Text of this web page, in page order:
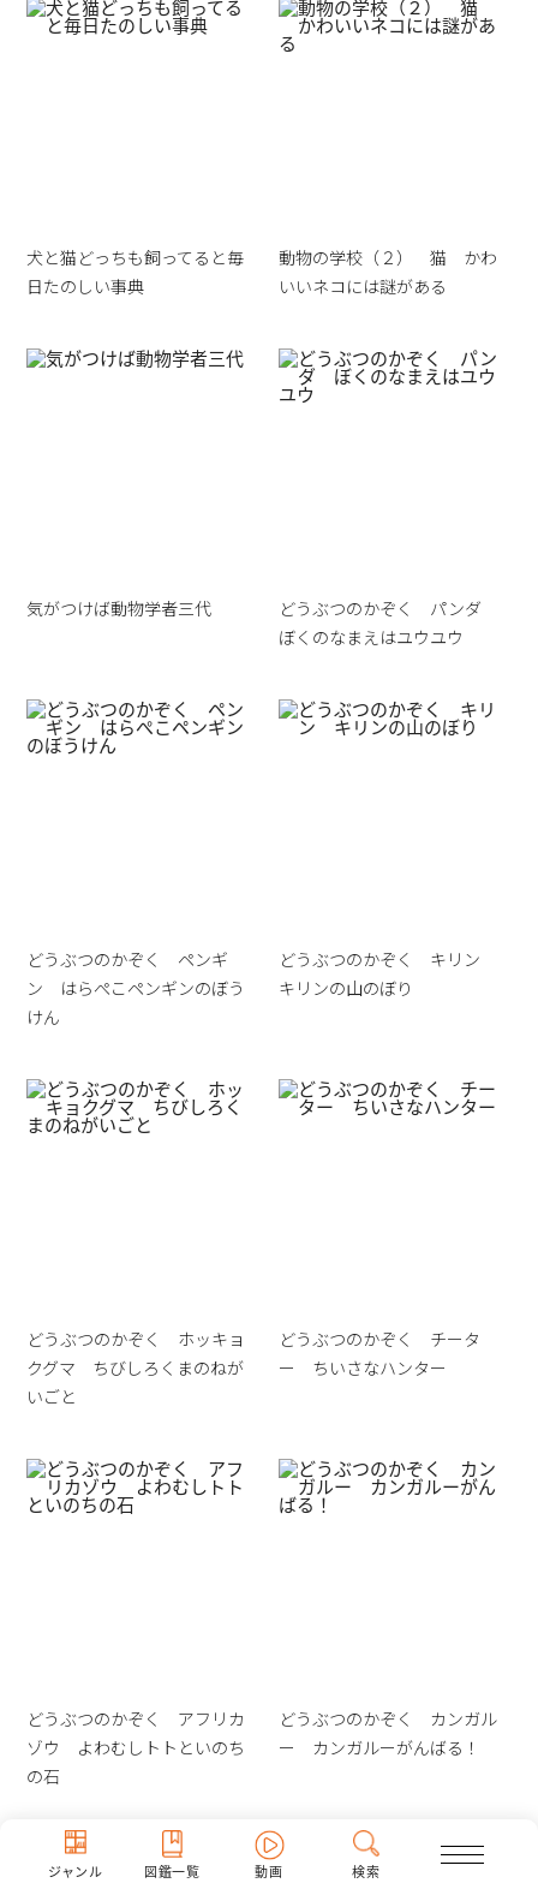
ジャンル 図鑑一覧 動画 検索
犬と猫どっちも飼ってると毎
日たのしい事典
動物の学校（２） 猫 かわ
いいネコには謎がある
気がつけば動物学者三代
どうぶつのかぞく パンダ
ぼくのなまえはユウユウ
どうぶつのかぞく ペンギ
ン はらぺこペンギンのぼう
けん
どうぶつのかぞく キリン
キリンの山のぼり
どうぶつのかぞく ホッキョ
クグマ ちびしろくまのねが
いごと
どうぶつのかぞく チータ
ー ちいさなハンター
どうぶつのかぞく アフリカ
ゾウ よわむしトトといのち
の石
どうぶつのかぞく カンガル
ー カンガルーがんばる！